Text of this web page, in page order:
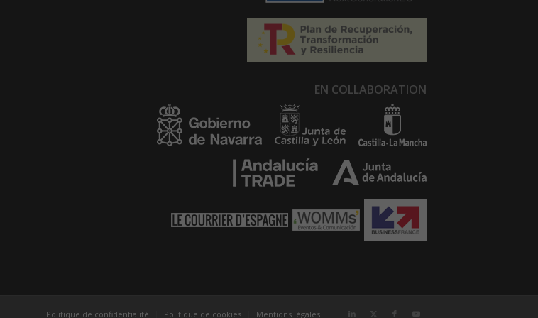
EN COLLABORATION
Politique de confidentialité Politique de cookies Mentions légales